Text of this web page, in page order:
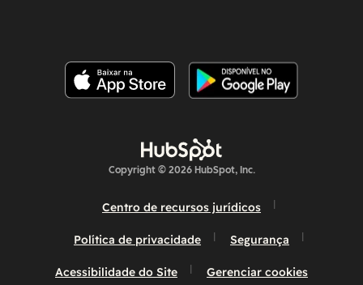
Copyright © 2026 HubSpot, Inc.
Centro de recursos jurídicos
Política de privacidade Segurança
Acessibilidade do Site Gerenciar cookies